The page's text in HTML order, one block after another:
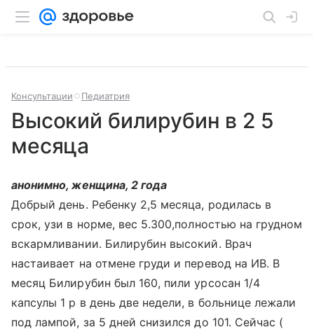
Консультации Педиатрия
Высокий билирубин в 2 5
месяца
анонимно, женщина, 2 года
Добрый день. Ребенку 2,5 месяца, родилась в
срок, узи в норме, вес 5.300,полностью на грудном
вскармливании. Билирубин высокий. Врач
настаивает на отмене груди и перевод на ИВ. В
месяц Билирубин был 160, пили урсосан 1/4
капсулы 1 р в день две недели, в больнице лежали
под лампой, за 5 дней снизился до 101. Сейчас (